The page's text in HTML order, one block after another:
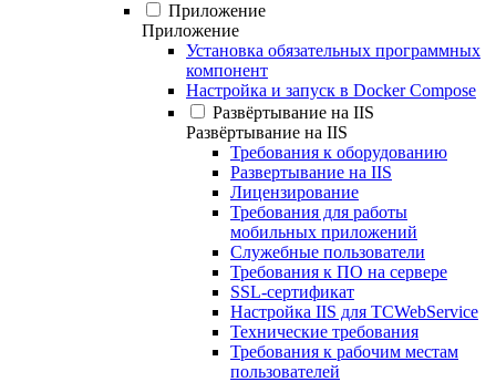
Приложение
Приложение
Установка обязательных программных
компонент
Настройка и запуск в Docker Compose
Развёртывание на IIS
Развёртывание на IIS
Требования к оборудованию
Развертывание на IIS
Лицензирование
Требования для работы
мобильных приложений
Служебные пользователи
Требования к ПО на сервере
SSL-сертификат
Настройка IIS для TCWebService
Технические требования
Требования к рабочим местам
пользователей